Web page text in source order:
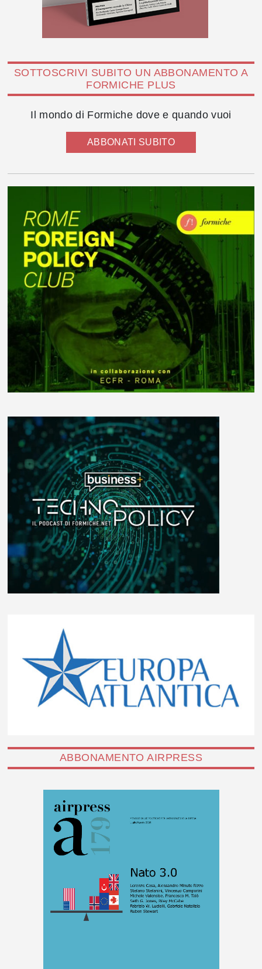
SOTTOSCRIVI SUBITO UN ABBONAMENTO A
FORMICHE PLUS
Il mondo di Formiche dove e quando vuoi
ABBONATI SUBITO
ABBONAMENTO AIRPRESS